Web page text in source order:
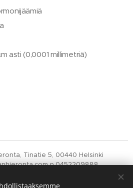
asti (0,0001 millimetriä)
Tinatie 5, 00440 Helsinki
p.0452209888